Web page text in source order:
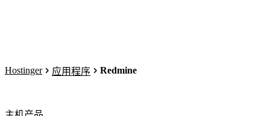
Hostinger 应用程序 Redmine